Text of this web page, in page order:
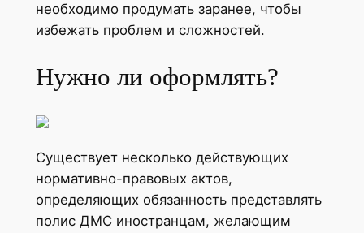
необходимо продумать заранее, чтобы
избежать проблем и сложностей.
Нужно ли оформлять?
Существует несколько действующих
нормативно-правовых актов,
определяющих обязанность представлять
полис ДМС иностранцам, желающим